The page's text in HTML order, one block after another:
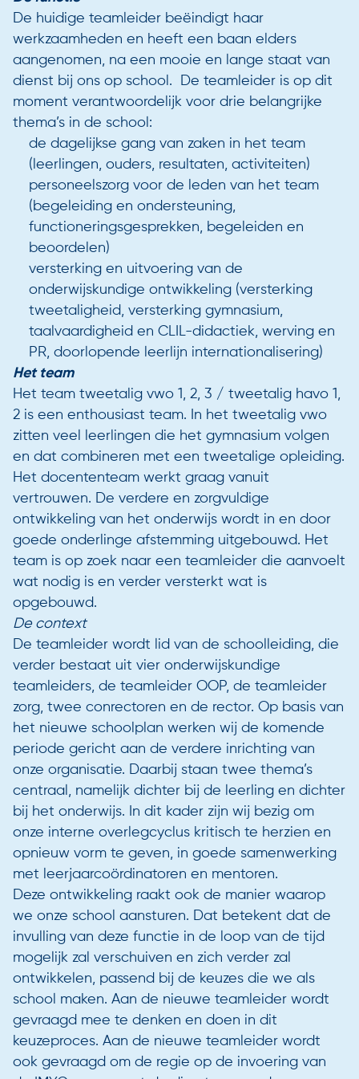
Aangesloten scholen
Onze instroomadviseurs
De huidige teamleider beëindigt haar
werkzaamheden en heeft een baan elders
aangenomen, na een mooie en lange staat van
dienst bij ons op school. De teamleider is op dit
moment verantwoordelijk voor drie belangrijke
thema’s in de school:
de dagelijkse gang van zaken in het team
(leerlingen, ouders, resultaten, activiteiten)
personeelszorg voor de leden van het team
(begeleiding en ondersteuning,
functioneringsgesprekken, begeleiden en
beoordelen)
versterking en uitvoering van de
onderwijskundige ontwikkeling (versterking
tweetaligheid, versterking gymnasium,
taalvaardigheid en CLIL-didactiek, werving en
PR, doorlopende leerlijn internationalisering)
Het team
Het team tweetalig vwo 1, 2, 3 / tweetalig havo 1,
2 is een enthousiast team. In het tweetalig vwo
zitten veel leerlingen die het gymnasium volgen
en dat combineren met een tweetalige opleiding.
Het docententeam werkt graag vanuit
vertrouwen. De verdere en zorgvuldige
ontwikkeling van het onderwijs wordt in en door
goede onderlinge afstemming uitgebouwd. Het
team is op zoek naar een teamleider die aanvoelt
wat nodig is en verder versterkt wat is
opgebouwd.
De context
De teamleider wordt lid van de schoolleiding, die
verder bestaat uit vier onderwijskundige
teamleiders, de teamleider OOP, de teamleider
zorg, twee conrectoren en de rector. Op basis van
het nieuwe schoolplan werken wij de komende
periode gericht aan de verdere inrichting van
onze organisatie. Daarbij staan twee thema’s
centraal, namelijk dichter bij de leerling en dichter
bij het onderwijs. In dit kader zijn wij bezig om
onze interne overlegcyclus kritisch te herzien en
opnieuw vorm te geven, in goede samenwerking
met leerjaarcoördinatoren en mentoren.
Deze ontwikkeling raakt ook de manier waarop
we onze school aansturen. Dat betekent dat de
invulling van deze functie in de loop van de tijd
mogelijk zal verschuiven en zich verder zal
ontwikkelen, passend bij de keuzes die we als
school maken. Aan de nieuwe teamleider wordt
gevraagd mee te denken en doen in dit
keuzeproces. Aan de nieuwe teamleider wordt
ook gevraagd om de regie op de invoering van